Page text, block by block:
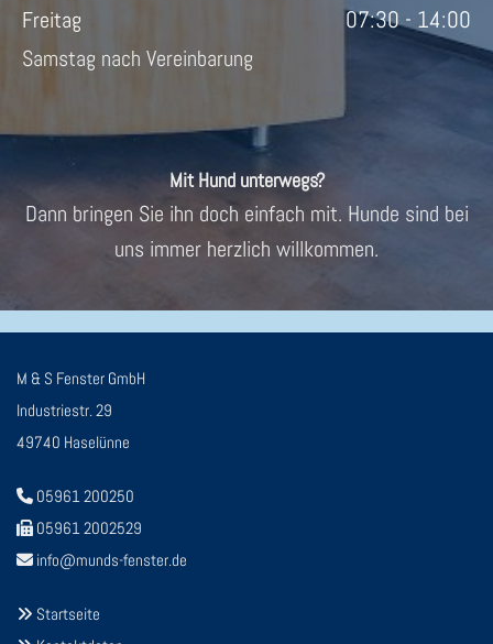
Freitag 07:30 - 14:00
Samstag nach Vereinbarung
Mit Hund unterwegs?
Dann bringen Sie ihn doch einfach mit. Hunde sind bei
uns immer herzlich willkommen.
M & S Fenster GmbH
Industriestr. 29
49740 Haselünne
 05961 200250
 05961 2002529
 info@munds-fenster.de
 Startseite